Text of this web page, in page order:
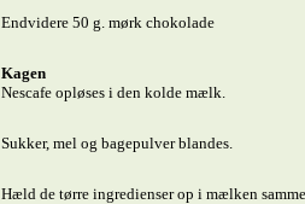
Endvidere 50 g. mørk chokolade
Kagen
Nescafe opløses i den kolde mælk.
Sukker, mel og bagepulver blandes.
Hæld de tørre ingredienser op i mælken